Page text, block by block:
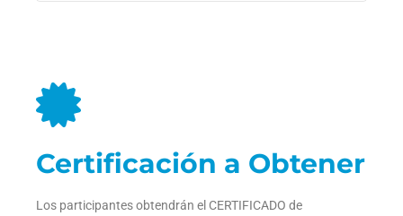
Certificación a Obtener
Los participantes obtendrán el CERTIFICADO de